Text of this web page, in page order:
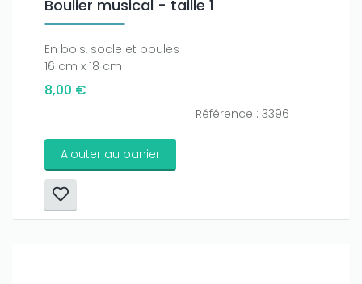
Boulier musical - taille 1
En bois, socle et boules
16 cm x 18 cm
8,00 €
Référence : 3396
Ajouter au panier